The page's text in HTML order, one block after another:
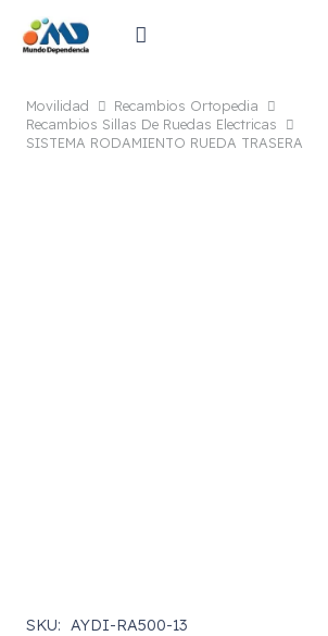
Movilidad
Recambios Ortopedia
Recambios Sillas De Ruedas Electricas
SISTEMA RODAMIENTO RUEDA TRASERA
SKU: AYDI-RA500-13